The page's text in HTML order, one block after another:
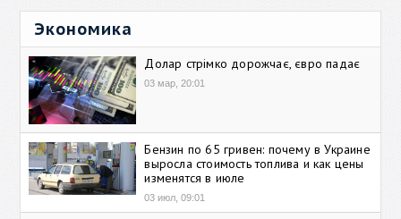
Экономика
Долар стрімко дорожчає, євро падає
03 мар, 20:01
Бензин по 65 гривен: почему в Украине
выросла стоимость топлива и как цены
изменятся в июле
03 июл, 09:01